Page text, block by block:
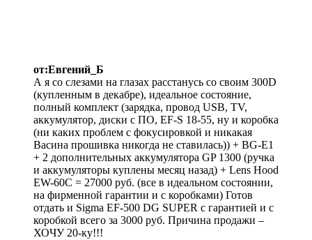
от:Евгений_Б
А я со слезами на глазах расстанусь со своим 300D
(купленным в декабре), идеальное состояние,
полный комплект (зарядка, провод USB, TV,
аккумулятор, диски с ПО, EF-S 18-55, ну и коробка
(ни каких проблем с фокусировкой и никакая
Васина прошивка никогда не ставилась)) + BG-E1
+ 2 дополнительных аккумулятора GP 1300 (ручка
и аккумуляторы куплены месяц назад) + Lens Hood
EW-60C = 27000 руб. (все в идеальном состоянии,
на фирменной гарантии и с коробками) Готов
отдать и Sigma EF-500 DG SUPER с гарантией и с
коробкой всего за 3000 руб. Причина продажи –
ХОЧУ 20-ку!!!